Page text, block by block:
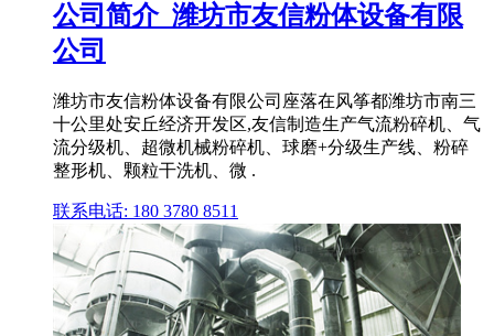
公司简介_潍坊市友信粉体设备有限
公司
潍坊市友信粉体设备有限公司座落在风筝都潍坊市南三
十公里处安丘经济开发区,友信制造生产气流粉碎机、气
流分级机、超微机械粉碎机、球磨+分级生产线、粉碎
整形机、颗粒干洗机、微 .
联系电话: 180 3780 8511